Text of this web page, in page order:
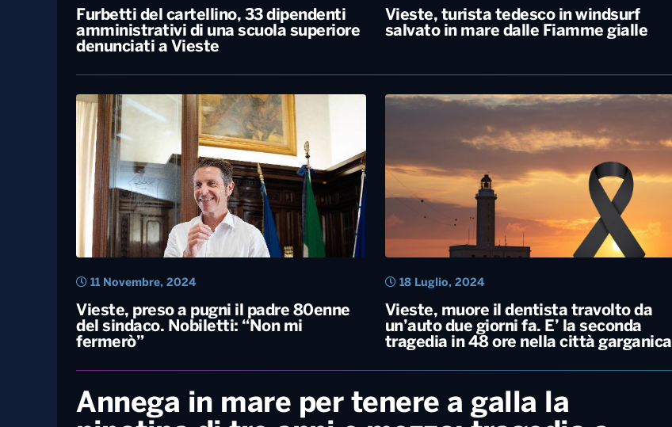
Furbetti del cartellino, 33 dipendenti
amministrativi di una scuola superiore
denunciati a Vieste
Vieste, turista tedesco in windsurf
salvato in mare dalle Fiamme gialle
Vieste, preso a pugni il padre 80enne
del sindaco. Nobiletti: “Non mi
fermerò”
11 Novembre, 2024
Vieste, muore il dentista travolto da
un’auto due giorni fa. E’ la seconda
tragedia in 48 ore nella città garganica
18 Luglio, 2024
Annega in mare per tenere a galla la